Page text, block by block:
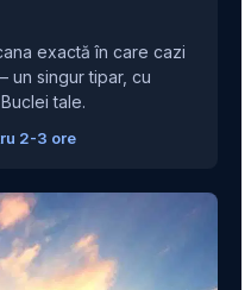
exactă în care cazi
un singur tipar, cu
tale.
2-3 ore